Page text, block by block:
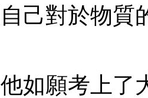
己對於物質
願考上了